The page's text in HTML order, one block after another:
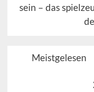
sein – das
Meistgelesen